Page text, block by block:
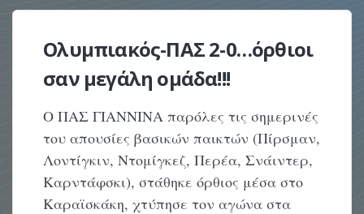
Ολυμπιακός-ΠΑΣ 2-0…όρθιοι
σαν μεγάλη ομάδα!!!
Ο ΠΑΣ ΓΙΑΝΝΙΝΑ παρόλες τις σημερινές
του απουσίες βασικών παικτών (Πίρσμαν,
Λοντίγκιν, Ντομίγκεζ, Περέα, Σνάιντερ,
Καρντάφσκι), στάθηκε όρθιος μέσα στο
Καραϊσκάκη, χτύπησε τον αγώνα στα